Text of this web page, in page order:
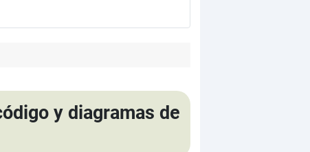
y diagramas de